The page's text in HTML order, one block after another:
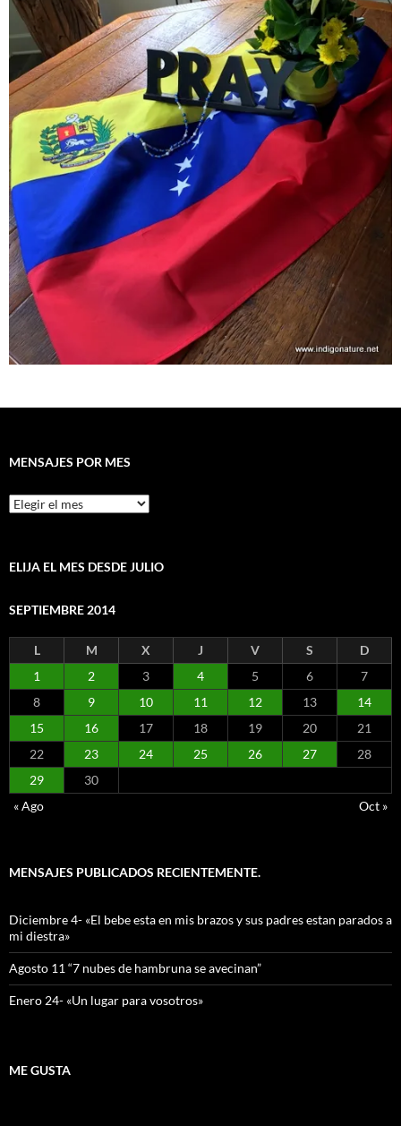
MENSAJES POR MES
Mensajes
por
ELIJA EL MES DESDE JULIO
SEPTIEMBRE 2014
L M X J V S
D
1
2 3 4 5 6
7
8
9 10 11 12 13
14
15
16 17 18 19 20
21
22
23 24 25 26 27
28
29
30
« Ago
Oct »
MENSAJES PUBLICADOS RECIENTEMENTE.
Diciembre 4- «El bebe esta en mis brazos y sus padres estan parados a
mi diestra»
Agosto 11 “7 nubes de hambruna se avecinan”
Enero 24- «Un lugar para vosotros»
ME GUSTA